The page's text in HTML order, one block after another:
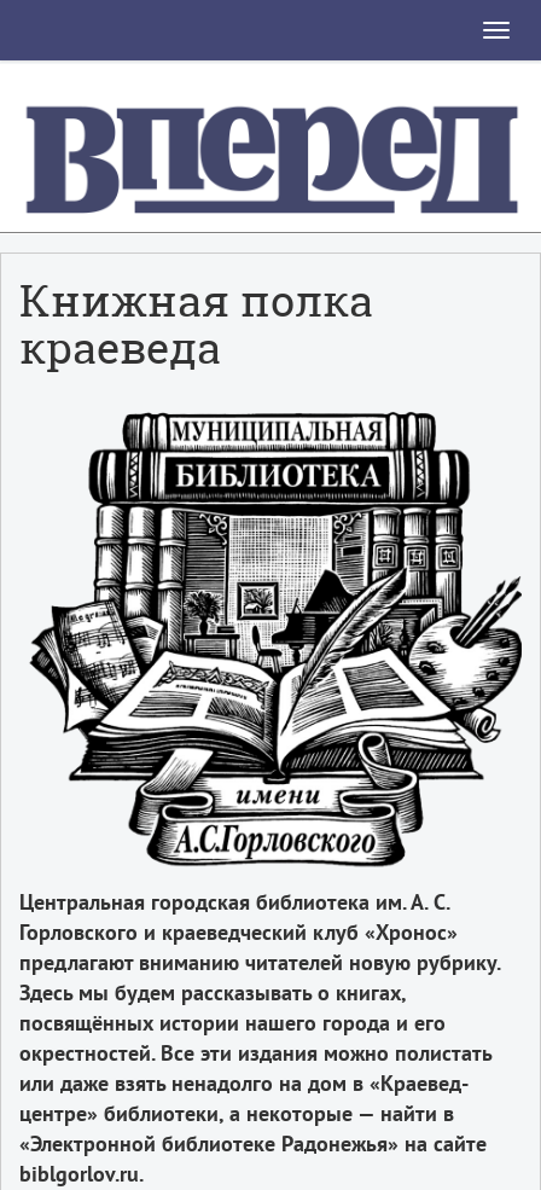
Toggle
Книжная полка
краеведа
Центральная городская библиотека им. А. С.
Горловского и краеведческий клуб «Хронос»
предлагают вниманию читателей новую рубрику.
Здесь мы будем рассказывать о книгах,
посвящённых истории нашего города и его
окрестностей. Все эти издания можно полистать
или даже взять ненадолго на дом в «Краевед-
центре» библиотеки, а некоторые — найти в
«Электронной библиотеке Радонежья» на сайте
biblgorlov.ru.